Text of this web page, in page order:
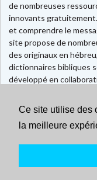
Ce site utilise des
la meilleure
de nombreuses
innovants
et comprendre le
site propose de
des originaux en
dictionnaires bibliques
développé en
Faire un don
Contact